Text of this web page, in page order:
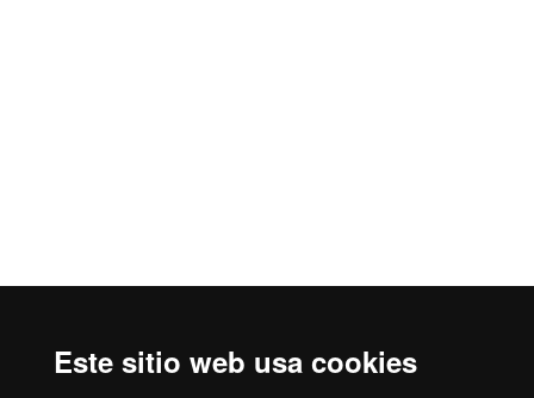
Este sitio web usa cookies